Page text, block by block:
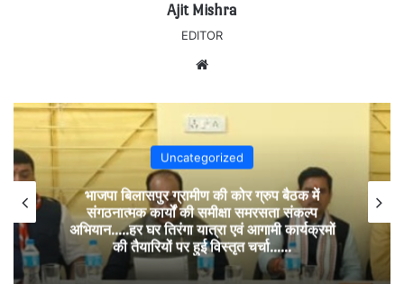
Ajit Mishra
EDITOR
Uncategorized
भाजपा बिलासपुर ग्रामीण की कोर ग्रुप बैठक में
संगठनात्मक कार्यों की समीक्षा समरसता संकल्प
अभियान…..हर घर तिरंगा यात्रा एवं आगामी कार्यक्रमों
की तैयारियों पर हुई विस्तृत चर्चा……